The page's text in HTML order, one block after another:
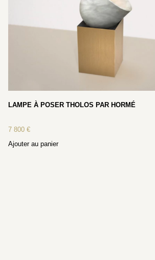
LAMPE À POSER THOLOS PAR HORMÉ
7 800 €
Ajouter au panier